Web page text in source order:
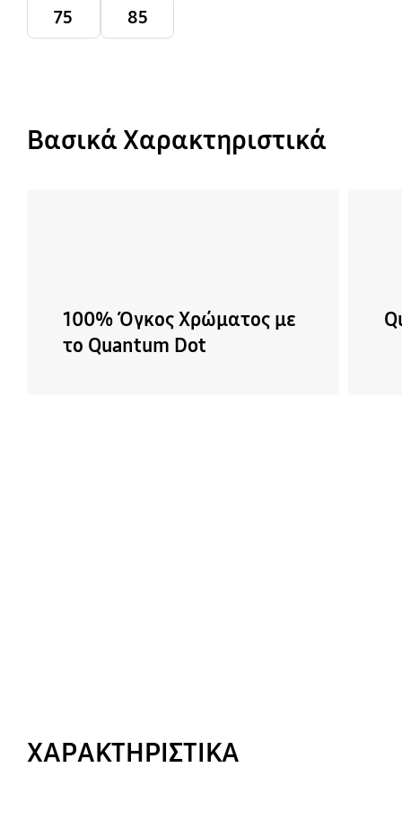
75
85
Βασικά Χαρακτηριστικά
100% Όγκος Χρώματος με
το Quantum Dot
ΧΑΡΑΚΤΗΡΙΣΤΙΚΑ